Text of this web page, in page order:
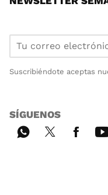
Suscribiéndote aceptas
SÍGUENOS